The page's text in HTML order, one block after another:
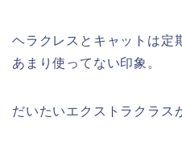
ヘラクレスとキャットは定
あまり使ってない印象。
だいたいエクストラクラス